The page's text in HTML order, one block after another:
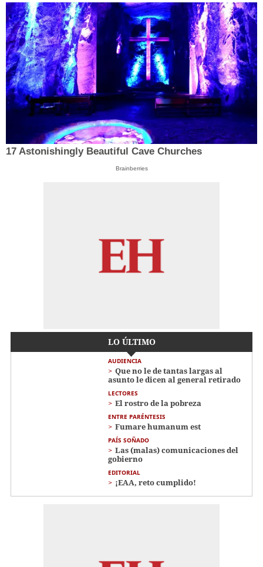
17 Astonishingly Beautiful Cave Churches
Brainberries
LO ÚLTIMO
AUDIENCIA
Que no le de tantas largas al
asunto le dicen al general retirado
LECTORES
El rostro de la pobreza
ENTRE PARÉNTESIS
Fumare humanum est
PAÍS SOÑADO
Las (malas) comunicaciones del
gobierno
EDITORIAL
¡EAA, reto cumplido!